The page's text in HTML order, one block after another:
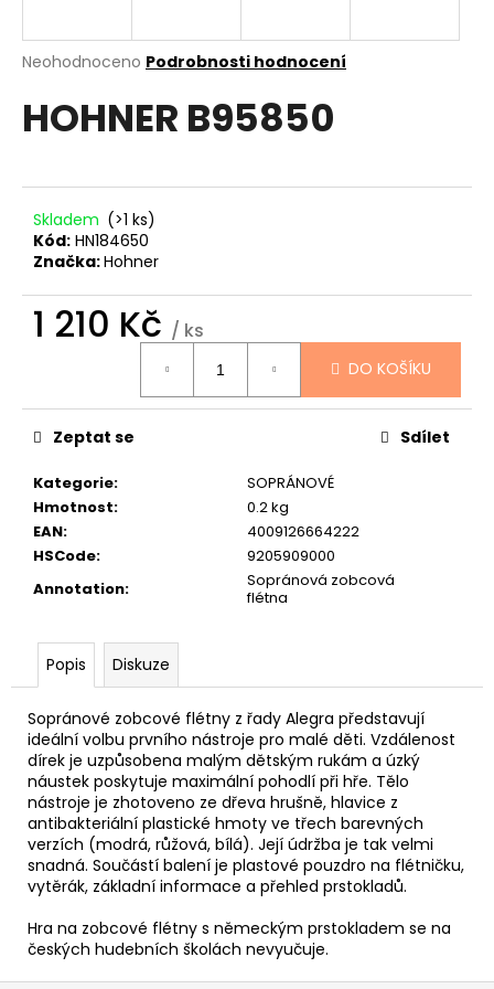
Průměrné
produktu
je
5
hvězdiček.
Neohodnoceno Podrobnosti hodnocení
HOHNER B95850
Skladem (>1 ks)
Kód: HN184650
Značka:Hohner
1 210 Kč / ks
DO KOŠÍKU
Kategorie:
SOPRÁNOVÉ
Hmotnost:
0.2 kg
EAN:
4009126664222
HSCode:
9205909000
Annotation:
Sopránová zobcová
flétna
Zeptat se Sdílet
Popis Diskuze
Sopránové zobcové flétny z řady Alegra představují
ideální volbu prvního nástroje pro malé děti. Vzdálenost
dírek je uzpůsobena malým dětským rukám a úzký
náustek poskytuje maximální pohodlí při hře. Tělo
nástroje je zhotoveno ze dřeva hrušně, hlavice z
antibakteriální plastické hmoty ve třech barevných
verzích (modrá, růžová, bílá). Její údržba je tak velmi
snadná. Součástí balení je plastové pouzdro na flétničku,
vytěrák, základní informace a přehled prstokladů.
Hra na zobcové flétny s německým prstokladem se na
českých hudebních školách nevyučuje.
j
t
?
p
o
u
č
u
e
m
TOKAI
EYES
DREADNOUGHT
CE62
AKUSTICKÁ
KYTARA
11
600
Kč